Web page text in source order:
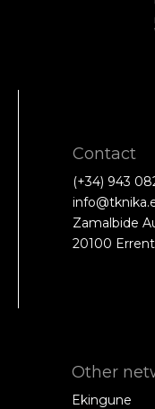
Contact
(+34) 943
Zamalbide
20100
Other
Ekingune